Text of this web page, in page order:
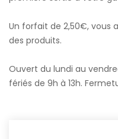
Un forfait de 2,50€, vous
des produits.
Ouvert du lundi au
fériés de 9h à 13h.